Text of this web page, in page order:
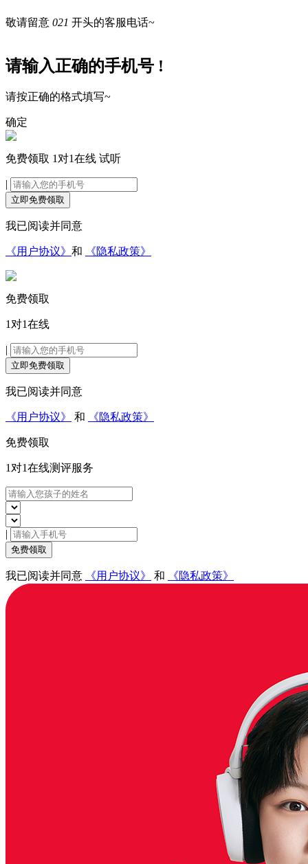
敬请留意 021 开头的客服电话~
请输入正确的手机号 !
请按正确的格式填写~
确定
免费领取 1对1在线 试听
|
立即免费领取
我已阅读并同意
《用户协议》 和 《隐私政策》
免费领取
1对1在线
|
立即免费领取
我已阅读并同意
《用户协议》 和 《隐私政策》
免费领取
1对1在线测评服务
|
免费领取
我已阅读并同意 《用户协议》 和 《隐私政策》